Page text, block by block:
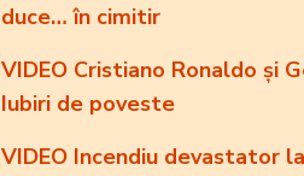
duce… în cimitir
VIDEO Cristiano Ronaldo și
Iubiri de poveste
VIDEO Incendiu devastator